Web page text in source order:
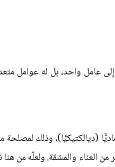
عامل واحد، بل له عوامل
وذلك لمصلحة
من العناء والمشقة. ولعلّه من